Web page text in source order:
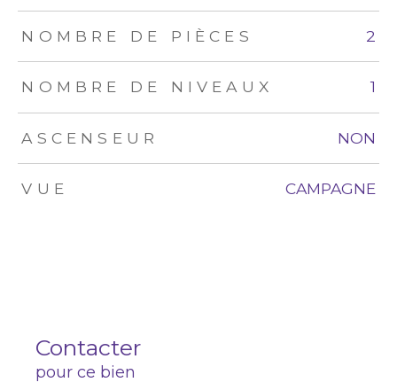
NOMBRE DE PIÈCES 2
NOMBRE DE NIVEAUX 1
ASCENSEUR NON
VUE CAMPAGNE
Contacter
pour ce bien